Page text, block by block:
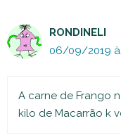
RONDINELI
06/09/2019
A carne de Frango
kilo de Macarrão k